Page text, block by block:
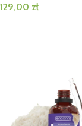
129,00 zł